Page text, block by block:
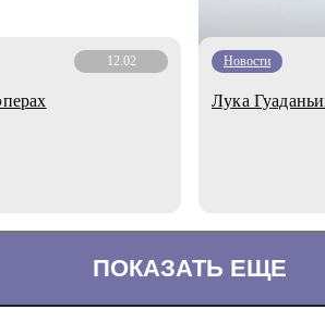
12.02 Новости
Лука
ПОКАЗАТЬ ЕЩЕ